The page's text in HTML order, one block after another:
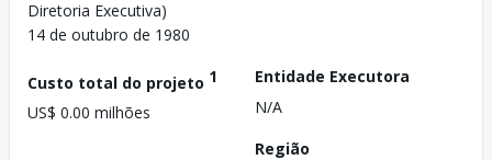
Diretoria Executiva)
14 de outubro de 1980
Custo total do projeto 1
US$ 0.00 milhões
Entidade Executora
N/A
Região